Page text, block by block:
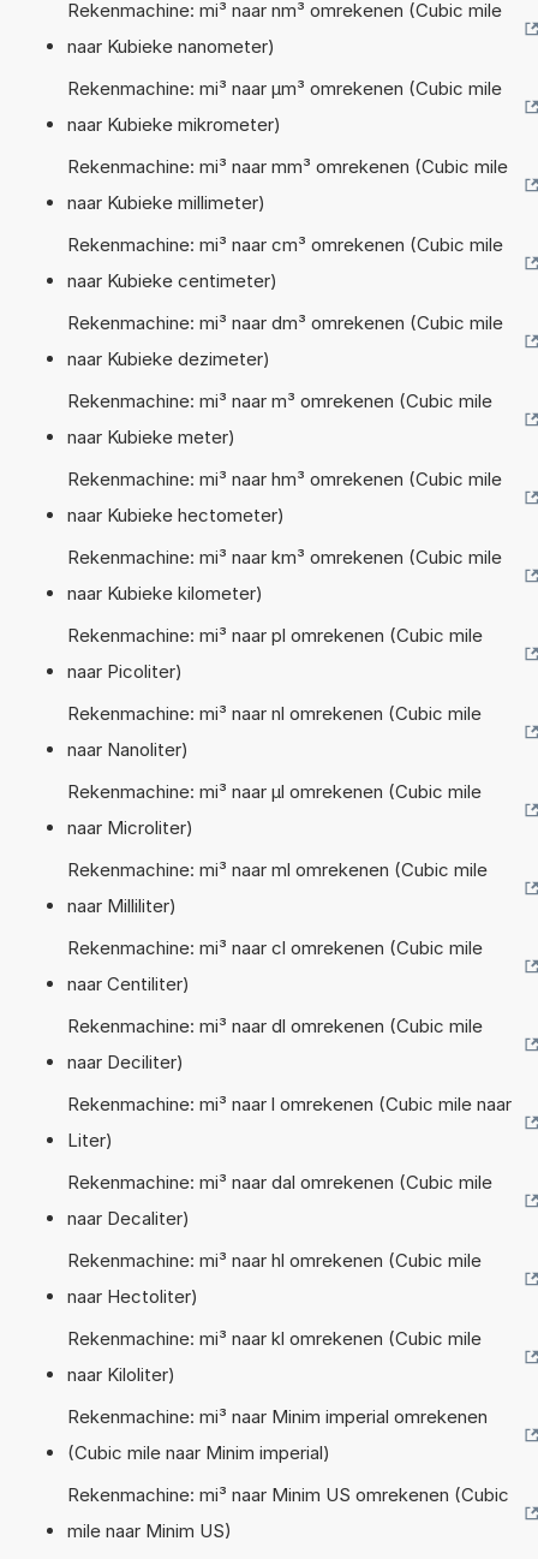
Rekenmachine: mi³ naar nm³ omrekenen (Cubic mile
naar Kubieke nanometer)
Rekenmachine: mi³ naar µm³ omrekenen (Cubic mile
naar Kubieke mikrometer)
Rekenmachine: mi³ naar mm³ omrekenen (Cubic mile
naar Kubieke millimeter)
Rekenmachine: mi³ naar cm³ omrekenen (Cubic mile
naar Kubieke centimeter)
Rekenmachine: mi³ naar dm³ omrekenen (Cubic mile
naar Kubieke dezimeter)
Rekenmachine: mi³ naar m³ omrekenen (Cubic mile
naar Kubieke meter)
Rekenmachine: mi³ naar hm³ omrekenen (Cubic mile
naar Kubieke hectometer)
Rekenmachine: mi³ naar km³ omrekenen (Cubic mile
naar Kubieke kilometer)
Rekenmachine: mi³ naar pl omrekenen (Cubic mile
naar Picoliter)
Rekenmachine: mi³ naar nl omrekenen (Cubic mile
naar Nanoliter)
Rekenmachine: mi³ naar µl omrekenen (Cubic mile
naar Microliter)
Rekenmachine: mi³ naar ml omrekenen (Cubic mile
naar Milliliter)
Rekenmachine: mi³ naar cl omrekenen (Cubic mile
naar Centiliter)
Rekenmachine: mi³ naar dl omrekenen (Cubic mile
naar Deciliter)
Rekenmachine: mi³ naar l omrekenen (Cubic mile naar
Liter)
Rekenmachine: mi³ naar dal omrekenen (Cubic mile
naar Decaliter)
Rekenmachine: mi³ naar hl omrekenen (Cubic mile
naar Hectoliter)
Rekenmachine: mi³ naar kl omrekenen (Cubic mile
naar Kiloliter)
Rekenmachine: mi³ naar Minim imperial omrekenen
(Cubic mile naar Minim imperial)
Rekenmachine: mi³ naar Minim US omrekenen (Cubic
mile naar Minim US)